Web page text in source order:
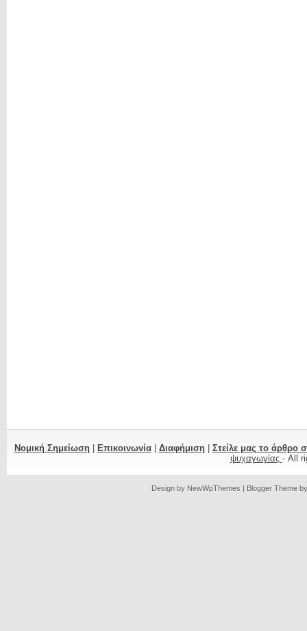
Νομική Σημείωση| Επικοινωνία| Διαφήμιση| Στείλε μας το άρθρο
ψυχαγωγίας - All
Design by NewWpThemes | Blogger Theme